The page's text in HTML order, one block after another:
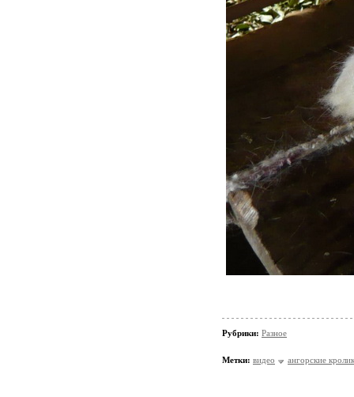
Рубрики: Разное
Метки: видео ангорские